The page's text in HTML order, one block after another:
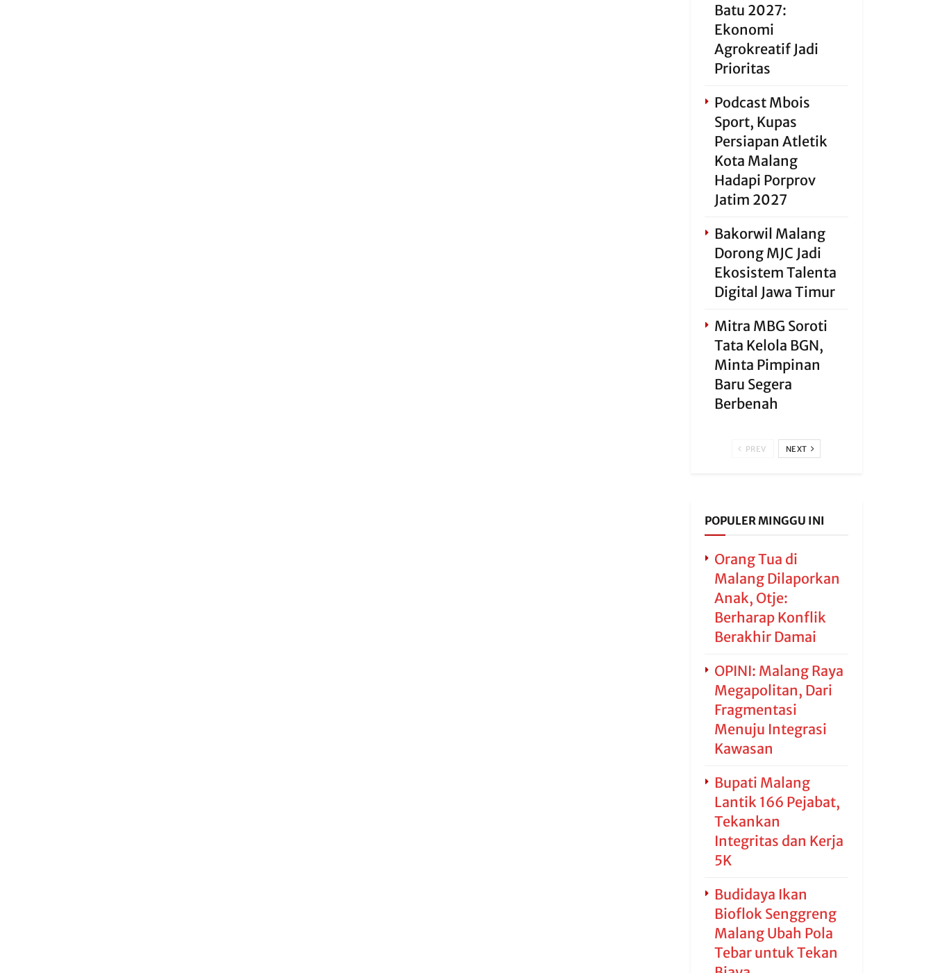
Batu 2027:
Ekonomi
Agrokreatif Jadi
Prioritas
Podcast Mbois
Sport, Kupas
Persiapan Atletik
Kota Malang
Hadapi Porprov
Jatim 2027
Bakorwil Malang
Dorong MJC Jadi
Ekosistem Talenta
Digital Jawa Timur
Mitra MBG Soroti
Tata Kelola BGN,
Minta Pimpinan
Baru Segera
Berbenah
PREV NEXT
POPULER MINGGU INI
Orang Tua di
Malang Dilaporkan
Anak, Otje:
Berharap Konflik
Berakhir Damai
OPINI: Malang Raya
Megapolitan, Dari
Fragmentasi
Menuju Integrasi
Kawasan
Bupati Malang
Lantik 166 Pejabat,
Tekankan
Integritas dan Kerja
5K
Budidaya Ikan
Bioflok Senggreng
Malang Ubah Pola
Tebar untuk Tekan